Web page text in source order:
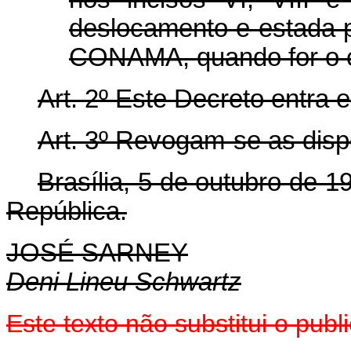
deslocamento e estada
CONAMA, quando for o
Art. 2º Este Decreto entra
Art. 3º Revogam-se as
Brasília, 5 de outubro de
República.
JOSÉ SARNEY
Deni Lineu Schwartz
Este texto não substitui o